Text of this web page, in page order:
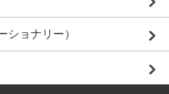
ョナリー）